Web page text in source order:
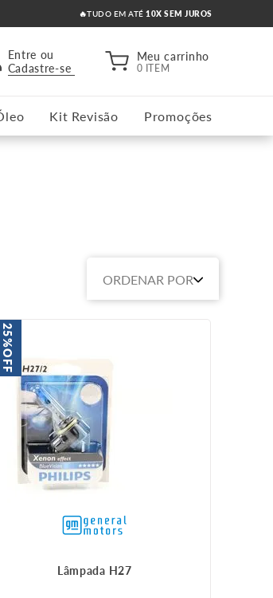
🔥TUDO EM ATÉ10X SEM JUROS
Entre ou
Cadastre-se
Meu carrinho
0 ITEM
Kit Revisão Promoções
ORDENAR POR
25%
OFF
Lâmpada H27